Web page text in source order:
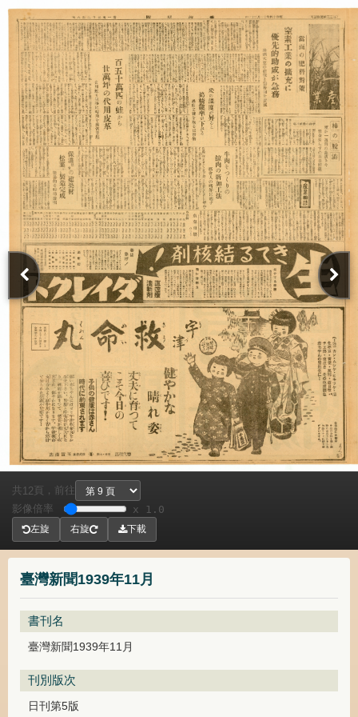
臺灣新聞1939年11月
書刊名
臺灣新聞1939年11月
刊別版次
日刊第5版
共 12頁， 前往
影像倍率
x 1.0
左旋 右旋 下載